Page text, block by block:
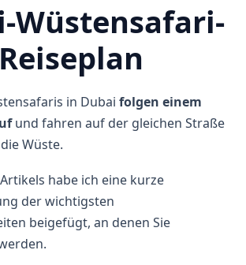
Wüstensafari-
Reiseplan
in Dubaifolgen einem
und fahren auf der gleichen Straße
Wüste.
habe ich eine kurze
der wichtigsten
beigefügt, an denen Sie